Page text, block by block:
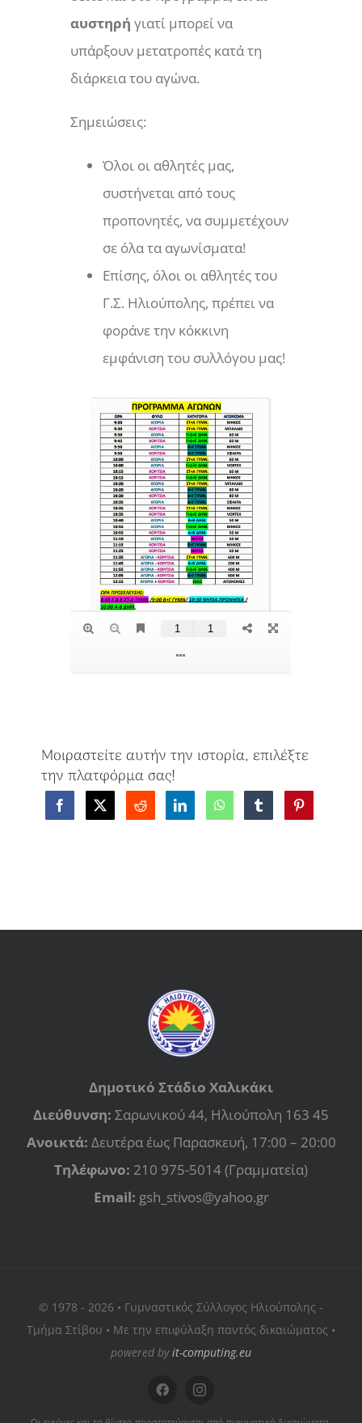
αυστηρή γιατί μπορεί να
υπάρξουν μετατροπές κατά τη
διάρκεια του αγώνα.
Σημειώσεις:
Όλοι οι αθλητές μας,
συστήνεται από τους
προπονητές, να συμμετέχουν
σε όλα τα αγωνίσματα!
Επίσης, όλοι οι αθλητές του
Γ.Σ. Ηλιούπολης, πρέπει να
φοράνε την κόκκινη
εμφάνιση του συλλόγου μας!
Μοιραστείτε αυτήν την ιστορία, επιλέξτε
την πλατφόρμα σας!
Δημοτικό Στάδιο Χαλικάκι
Διεύθυνση: Σαρωνικού 44, Ηλιούπολη 163 45
Ανοικτά: Δευτέρα έως Παρασκευή, 17:00 – 20:00
Τηλέφωνο: 210 975-5014 (Γραμματεία)
Email: gsh_stivos@yahoo.gr
© 1978 - 2026 • Γυμναστικός Σύλλογος Ηλιούπολης -
Τμήμα Στίβου • Με την επιφύλαξη παντός δικαιώματος •
powered byit-computing.eu